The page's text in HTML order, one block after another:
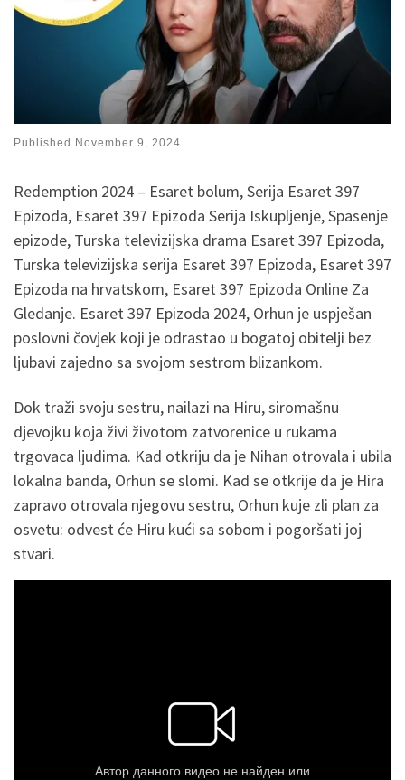
Published November 9, 2024
Redemption 2024 – Esaret bolum, Serija Esaret 397
Epizoda, Esaret 397 Epizoda Serija Iskupljenje, Spasenje
epizode, Turska televizijska drama Esaret 397 Epizoda,
Turska televizijska serija Esaret 397 Epizoda, Esaret 397
Epizoda na hrvatskom, Esaret 397 Epizoda Online Za
Gledanje. Esaret 397 Epizoda 2024, Orhun je uspješan
poslovni čovjek koji je odrastao u bogatoj obitelji bez
ljubavi zajedno sa svojom sestrom blizankom.
Dok traži svoju sestru, nailazi na Hiru, siromašnu
djevojku koja živi životom zatvorenice u rukama
trgovaca ljudima. Kad otkriju da je Nihan otrovala i ubila
lokalna banda, Orhun se slomi. Kad se otkrije da je Hira
zapravo otrovala njegovu sestru, Orhun kuje zli plan za
osvetu: odvest će Hiru kući sa sobom i pogoršati joj
stvari.